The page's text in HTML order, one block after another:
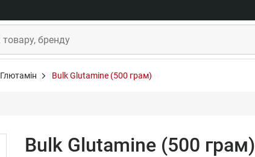
Глютамін Bulk Glutamine (500 грам)
Bulk Glutamine (500 грам)